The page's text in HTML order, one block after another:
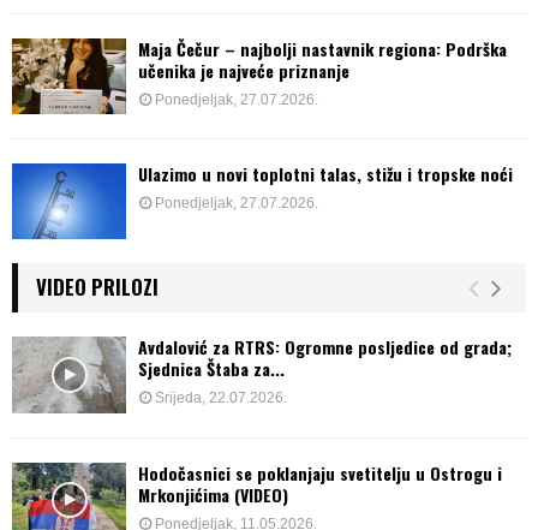
Maja Čečur – najbolji nastavnik regiona: Podrška
učenika je najveće priznanje
Ponedjeljak, 27.07.2026.
Ulazimo u novi toplotni talas, stižu i tropske noći
Ponedjeljak, 27.07.2026.
VIDEO PRILOZI
Avdalović za RTRS: Ogromne posljedice od grada;
Sjednica Štaba za...
Srijeda, 22.07.2026.
Hodočasnici se poklanjaju svetitelju u Ostrogu i
Mrkonjićima (VIDEO)
Ponedjeljak, 11.05.2026.